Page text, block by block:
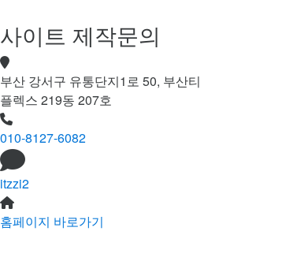
사이트 제작문의
부산 강서구 유통단지1로 50, 부산티
플렉스 219동 207호
010-8127-6082
itzzi2
홈페이지 바로가기